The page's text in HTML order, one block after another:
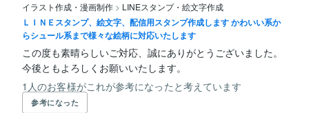
イラスト作成・漫画制作 > LINEスタンプ・絵文字作成
ＬＩＮＥスタンプ、絵文字、配信用スタンプ作成します かわいい系か
らシュール系まで様々な絵柄に対応いたします
この度も素晴らしいご対応、誠にありがとうございました。
今後ともよろしくお願いいたします。
1人のお客様がこれが参考になったと考えています
参考になった